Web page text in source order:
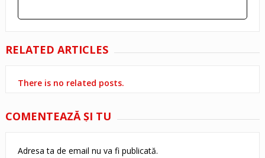
RELATED ARTICLES
There is no related posts.
COMENTEAZĂ ŞI TU
Adresa ta de email nu va fi publicată.